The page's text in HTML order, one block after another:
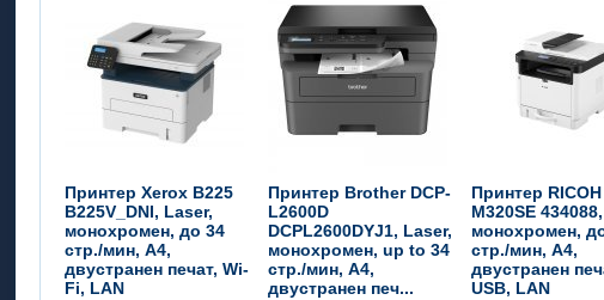
Принтер Xerox B225
B225V_DNI, Laser,
монохромен, до 34
стр./мин, A4,
двустранен печат, Wi-
Fi, LAN
Принтер Brother DCP-
L2600D
DCPL2600DYJ1, Laser,
монохромен, up to 34
стр./мин, A4,
двустранен печ...
Принтер RICOH
M320SE
монохромен,
стр./мин, A4,
двустранен
USB, LAN